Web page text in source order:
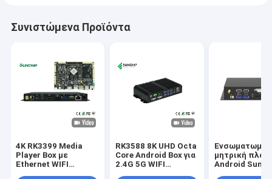
Συνιστώμενα Προϊόντα
4K RK3399 Media
Player Box με
Ethernet WIFI
RK3588 8K UHD Octa
Core Android Box για
2.4G 5G WIFI
μητρική
Android